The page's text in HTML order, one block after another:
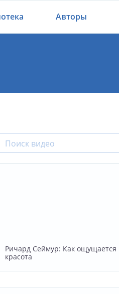
Авторы
Ричард Сеймур: Как ощущается
красота